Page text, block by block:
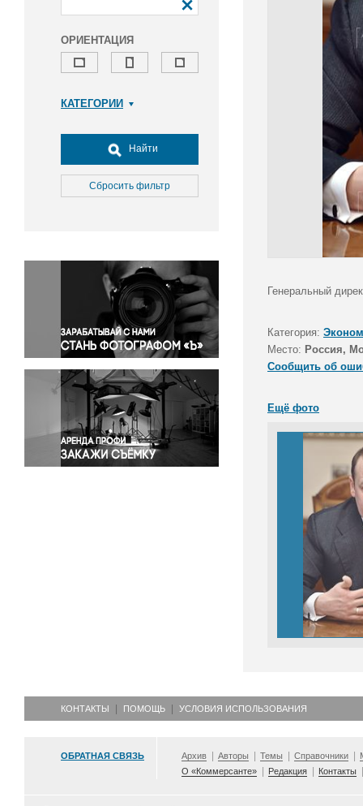
ОРИЕНТАЦИЯ
КАТЕГОРИИ
Досуг, туризм и отдых
Культура
Медицина
Окружающая среда
Политика
Правосудие
Происшествия и конфликты
Религия
Светская жизнь
Спорт
Экология
Экономика и бизнес
Найти
Сбросить фильтр
Генеральный
Категория:
Место: Россия,
Сообщить об
Ещё фото
КОНТАКТЫ ПОМОЩЬ УСЛОВИЯ ИСПОЛЬЗОВАНИЯ
ОБРАТНАЯ СВЯЗЬ Архив Авторы Темы Справочники
О «Коммерсанте»
Редакция Контакты